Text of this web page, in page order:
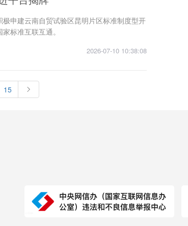
申建云南自贸试验区昆明片区标准制度型开
标准互联互通。
2026-07-10 10:38:08
15